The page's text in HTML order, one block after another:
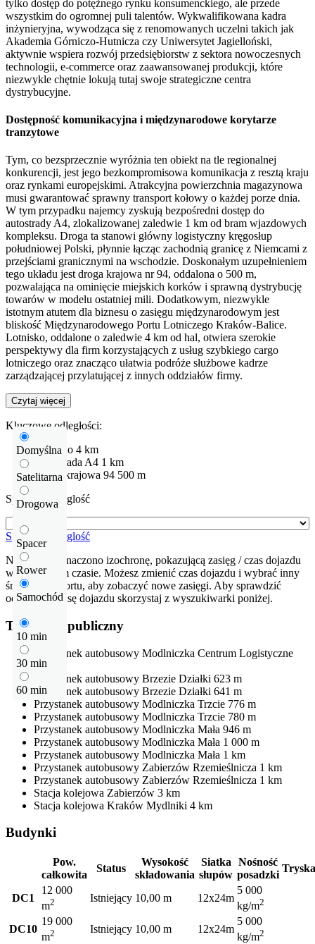
tylko dostęp do potężnego rynku konsumenckiego, ale przede
wszystkim do ogromnej puli talentów. Wykwalifikowana kadra
inżynieryjna, wywodząca się z renomowanych uczelni takich jak
Akademia Górniczo-Hutnicza czy Uniwersytet Jagielloński,
aktywnie wspiera rozwój przedsiębiorstw z sektora nowoczesnych
technologii, e-commerce oraz zaawansowanej produkcji, które
niezwykle chętnie lokują tutaj swoje strategiczne centra
dystrybucyjne.
Dostępność komunikacyjna i międzynarodowe korytarze
tranzytowe
Tym, co bezsprzecznie wyróżnia ten obiekt na tle regionalnej
konkurencji, jest jego bezkompromisowa komunikacja z resztą kraju
oraz rynkami europejskimi. Atrakcyjna powierzchnia magazynowa
musi gwarantować sprawny transport kołowy o każdej porze dnia.
W tym przypadku najemcy zyskują bezpośredni dostęp do
autostrady A4, zlokalizowanej zaledwie 1 km od bram wjazdowych
kompleksu. Droga ta stanowi główny logistyczny kręgosłup
południowej Polski, płynnie łącząc zachodnią granicę z Niemcami z
przejściami granicznymi na wschodzie. Doskonałym uzupełnieniem
tego układu jest droga krajowa nr 94, oddalona o 500 m,
pozwalająca na ominięcie miejskich korków i sprawną dystrybucję
towarów w modelu ostatniej mili. Dodatkowym, niezwykle
istotnym atutem dla biznesu o zasięgu międzynarodowym jest
bliskość Międzynarodowego Portu Lotniczego Kraków-Balice.
Lotnisko, oddalone o zaledwie 4 km od hal, otwiera szerokie
perspektywy dla firm korzystających z usług szybkiego cargo
lotniczego oraz znacząco ułatwia podróże służbowe kadrze
zarządzającej przylatującej z innych oddziałów firmy.
Czytaj więcej
Domyślna
Satelitarna
Drogowa
Spacer
Rower
Samochód
10 min
30 min
60 min
Kluczowe odległości:
Lotnisko 4 km
Autostrada A4 1 km
Droga krajowa 94 500 m
Sprawdź odleglość
Sprawdź odleglość
Na mapie zaznaczono izochronę, pokazującą zasięg / czas dojazdu
w określonym czasie. Możesz zmienić czas dojazdu i wybrać inny
środek transportu, aby zobaczyć nowe zasięgi. Aby sprawdzić
odłegłość i trasę dojazdu skorzystaj z wyszukiwarki poniżej.
Transport publiczny
Przystanek autobusowy Modlniczka Centrum Logistyczne
318 m
Przystanek autobusowy Brzezie Działki 623 m
Przystanek autobusowy Brzezie Działki 641 m
Przystanek autobusowy Modlniczka Trzcie 776 m
Przystanek autobusowy Modlniczka Trzcie 780 m
Przystanek autobusowy Modlniczka Mała 946 m
Przystanek autobusowy Modlniczka Mała 1 000 m
Przystanek autobusowy Modlniczka Mała 1 km
Przystanek autobusowy Zabierzów Rzemieślnicza 1 km
Przystanek autobusowy Zabierzów Rzemieślnicza 1 km
Stacja kolejowa Zabierzów 3 km
Stacja kolejowa Kraków Mydlniki 4 km
Budynki
Pow.
całkowita
Status
Wysokość
składowania
Siatka
słupów
Nośność
posadzki
DC1
12 000
m2 Istniejący 10,00 m 12x24m
5 000
kg/m2
DC10
19 000
m2 Istniejący 10,00 m 12x24m
5 000
kg/m2